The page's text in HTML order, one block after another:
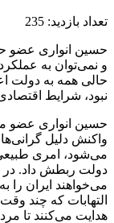
تعداد بازدید: 235
حسین انواری عضو
و نمی‌توان به
حالی همه به دولت
نبود، شرایط
واکنش دلیل
می‌شود، امری
دولت ربطش داد. در
می‌خواهند ایران را
التهابات که چند
هدایت می‌کنند تا